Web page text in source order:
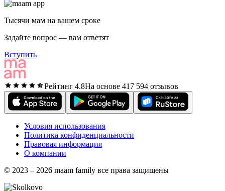
Тысячи мам на вашем сроке
Задайте вопрос — вам ответят
Вступить
Рейтинг 4.8На основе 417 594 отзывов
Условия использования
Политика конфиденциальности
Правовая информация
О компании
© 2023 – 2026 maam family все права защищены